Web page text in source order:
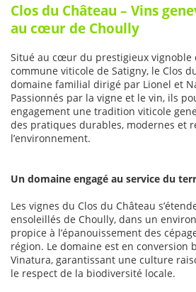
Clos du Château – Vins
au cœur de Choully
Situé au cœur du prestigieux vignoble
commune viticole de Satigny, le Clos
domaine familial dirigé par Lionel et
Passionnés par la vigne et le vin, ils
engagement une tradition viticole
des pratiques durables, modernes et
l’environnement.
Un domaine engagé au service du
Les vignes du Clos du Château
ensoleillés de Choully, dans un
propice à l’épanouissement des
région. Le domaine est en conversion
Vinatura, garantissant une culture
le respect de la biodiversité locale.